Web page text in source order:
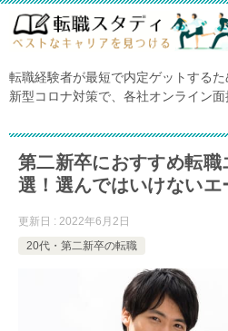
転職経験者が最短で内定ゲットする
新型コロナ対策で、各社オンライン面
第二新卒におすすめ転職
選！選んではいけないエ
更新日 : 2022年6月2日
20代・第二新卒の転職